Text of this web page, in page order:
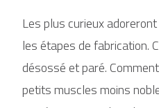
Les plus curieux
les étapes de fabrication.
désossé et paré.
petits muscles moins